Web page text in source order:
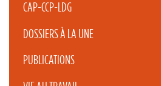
CAP-CCP-LDG
DOSSIERS À LA UNE
PUBLICATIONS